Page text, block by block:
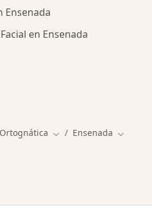
Ensenada
en Ensenada
Cambiar de ciudad
Ensenada